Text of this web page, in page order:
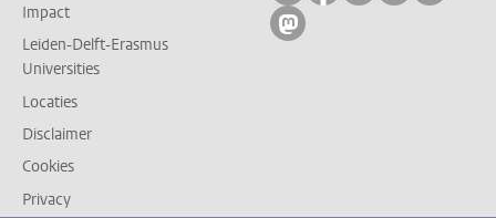
Impact
Leiden-Delft-Erasmus
Universities
Locaties
Disclaimer
Cookies
Privacy
Volg ons op mastodon